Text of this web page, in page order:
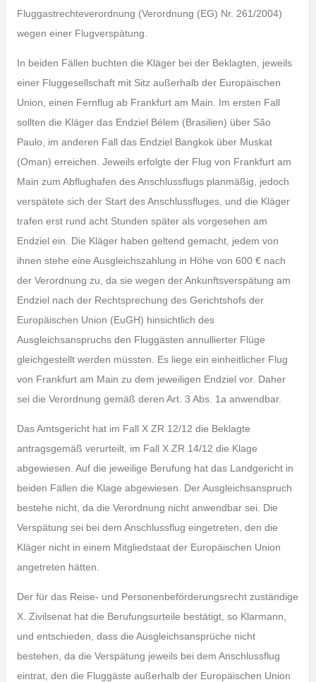
Fluggastrechteverordnung (Verordnung (EG) Nr. 261/2004)
wegen einer Flugverspätung.
In beiden Fällen buchten die Kläger bei der Beklagten, jeweils
einer Fluggesellschaft mit Sitz außerhalb der Europäischen
Union, einen Fernflug ab Frankfurt am Main. Im ersten Fall
sollten die Kläger das Endziel Bélem (Brasilien) über São
Paulo, im anderen Fall das Endziel Bangkok über Muskat
(Oman) erreichen. Jeweils erfolgte der Flug von Frankfurt am
Main zum Abflughafen des Anschlussflugs planmäßig, jedoch
verspätete sich der Start des Anschlussfluges, und die Kläger
trafen erst rund acht Stunden später als vorgesehen am
Endziel ein. Die Kläger haben geltend gemacht, jedem von
ihnen stehe eine Ausgleichszahlung in Höhe von 600 € nach
der Verordnung zu, da sie wegen der Ankunftsverspätung am
Endziel nach der Rechtsprechung des Gerichtshofs der
Europäischen Union (EuGH) hinsichtlich des
Ausgleichsanspruchs den Fluggästen annullierter Flüge
gleichgestellt werden müssten. Es liege ein einheitlicher Flug
von Frankfurt am Main zu dem jeweiligen Endziel vor. Daher
sei die Verordnung gemäß deren Art. 3 Abs. 1a anwendbar.
Das Amtsgericht hat im Fall X ZR 12/12 die Beklagte
antragsgemäß verurteilt, im Fall X ZR 14/12 die Klage
abgewiesen. Auf die jeweilige Berufung hat das Landgericht in
beiden Fällen die Klage abgewiesen. Der Ausgleichsanspruch
bestehe nicht, da die Verordnung nicht anwendbar sei. Die
Verspätung sei bei dem Anschlussflug eingetreten, den die
Kläger nicht in einem Mitgliedstaat der Europäischen Union
angetreten hätten.
Der für das Reise- und Personenbeförderungsrecht zuständige
X. Zivilsenat hat die Berufungsurteile bestätigt, so Klarmann,
und entschieden, dass die Ausgleichsansprüche nicht
bestehen, da die Verspätung jeweils bei dem Anschlussflug
eintrat, den die Fluggäste außerhalb der Europäischen Union